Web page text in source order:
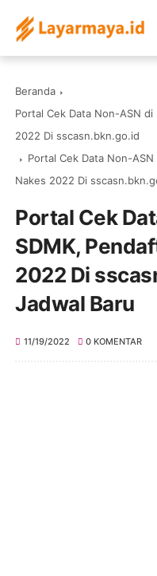
Beranda
Portal Cek Data Non-ASN di
2022 Di sscasn.bkn.go.id
Portal Cek Data Non-
Nakes 2022 Di
Portal Cek
SDMK,
2022 Di
Jadwal Baru
11/19/2022 0 KOMENTAR